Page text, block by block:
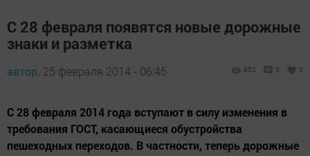
С 28 февраля появятся новые дорожные
знаки и разметка
автор, 25 февраля 2014 - 06:45 852 0 0
С 28 февраля 2014 года вступают в силу изменения в
требования ГОСТ, касающиеся обустройства
пешеходных переходов. В частности, теперь дорожные